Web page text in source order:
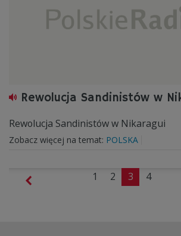
Rewolucja Sandinistów w
Rewolucja Sandinistów w Nikaragui
Zobacz więcej na temat: POLSKA
1 2 3 4